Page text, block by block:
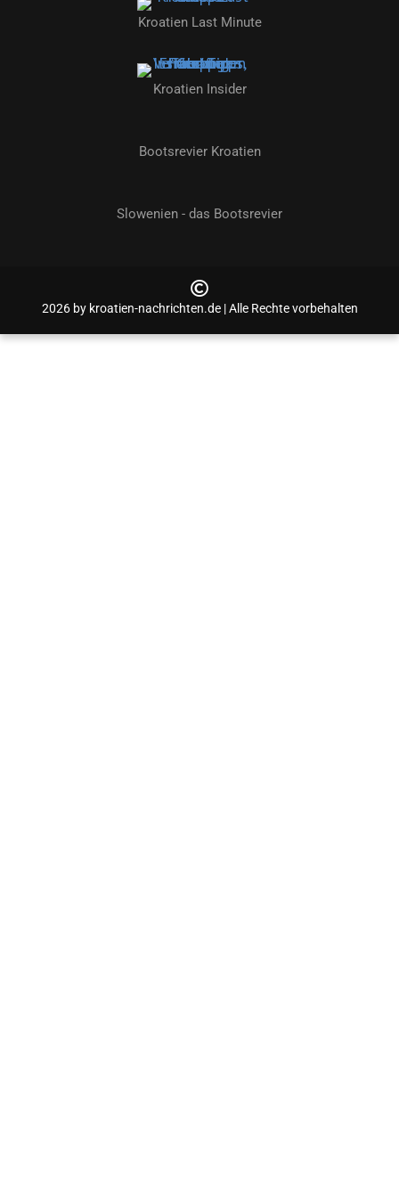
Kroatien Last Minute
Kroatien Insider
Bootsrevier Kroatien
Slowenien - das Bootsrevier
2026 by kroatien-nachrichten.de | Alle Rechte vorbehalten